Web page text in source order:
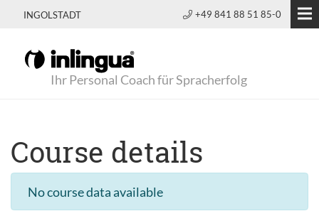
INGOLSTADT +49 841 88 51 85-0
Ihr Personal Coach für Spracherfolg
Course details
No course data available